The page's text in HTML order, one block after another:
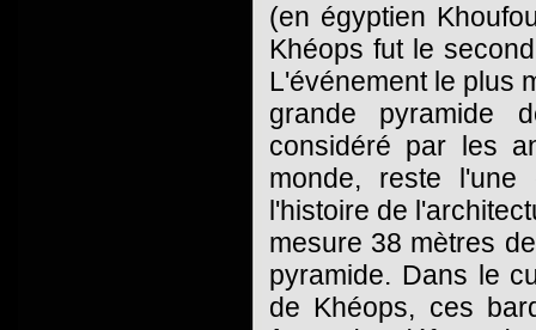
(en égyptien
Khéops fut le
L'événement le plus
grande pyramide
considéré par les
monde, reste l'une
l'histoire de
mesure 38 mètres
pyramide. Dans le
de Khéops, ces